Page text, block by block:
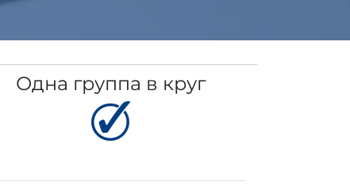
Одна группа в круг